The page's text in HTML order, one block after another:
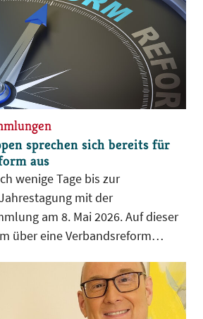
sprechen sich bereits für
aus
mit der
am 8. Mai 2026. Auf dieser
über eine Verbandsreform